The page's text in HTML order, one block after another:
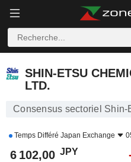
SHIN-ETSU
LTD.
Consensus sectoriel Shin-
Temps Différé Japan Exchange
6 102,00 JPY